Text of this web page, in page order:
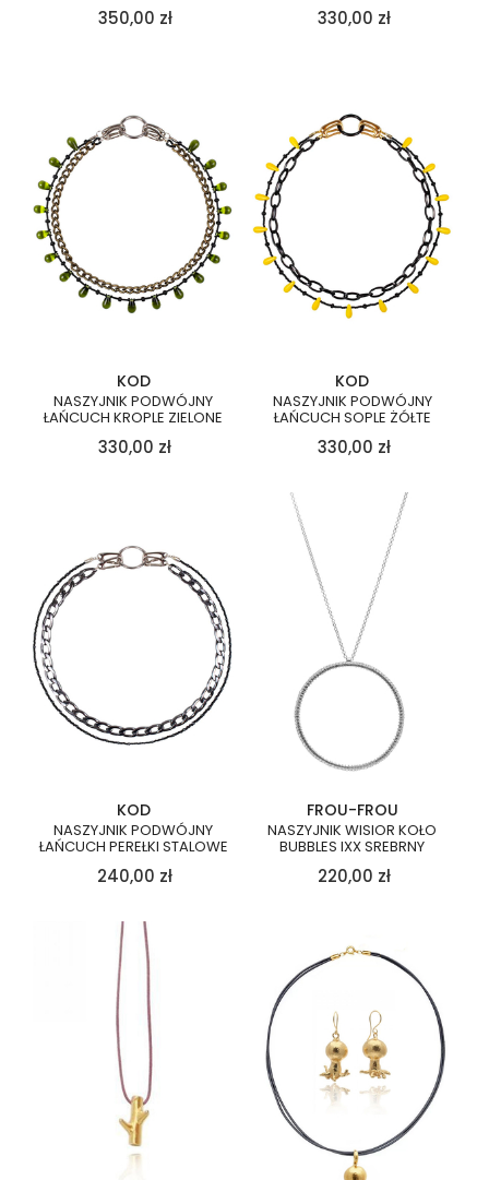
350,00 zł 330,00 zł
KOD
NASZYJNIK PODWÓJNY
ŁAŃCUCH KROPLE ZIELONE
330,00 zł
KOD
NASZYJNIK PODWÓJNY
ŁAŃCUCH SOPLE ŻÓŁTE
330,00 zł
KOD
NASZYJNIK PODWÓJNY
ŁAŃCUCH PEREŁKI STALOWE
240,00 zł
FROU-FROU
NASZYJNIK WISIOR KOŁO
BUBBLES IXX SREBRNY
220,00 zł